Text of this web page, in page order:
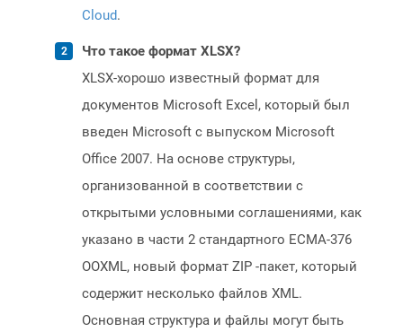
Cloud.
Что такое формат XLSX?
XLSX-хорошо известный формат для
документов Microsoft Excel, который был
введен Microsoft с выпуском Microsoft
Office 2007. На основе структуры,
организованной в соответствии с
открытыми условными соглашениями, как
указано в части 2 стандартного ECMA-376
OOXML, новый формат ZIP -пакет, который
содержит несколько файлов XML.
Основная структура и файлы могут быть